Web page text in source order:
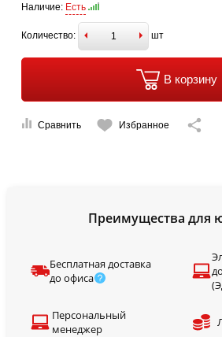
Наличие: Есть
Количество: шт
В корзину
Сравнить Избранное
Преимущества для
Бесплатная доставка
до офиса
Персональный
менеджер